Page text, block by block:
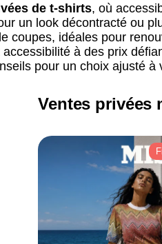
de t-shirts, où
un look décontracté ou
coupes, idéales pour
à des prix
pour un choix ajusté
Ventes privées